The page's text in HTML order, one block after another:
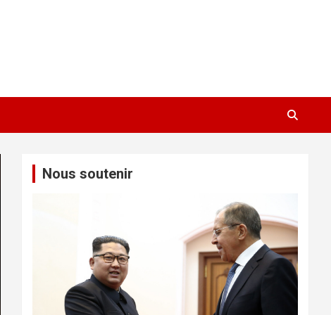
Nous soutenir